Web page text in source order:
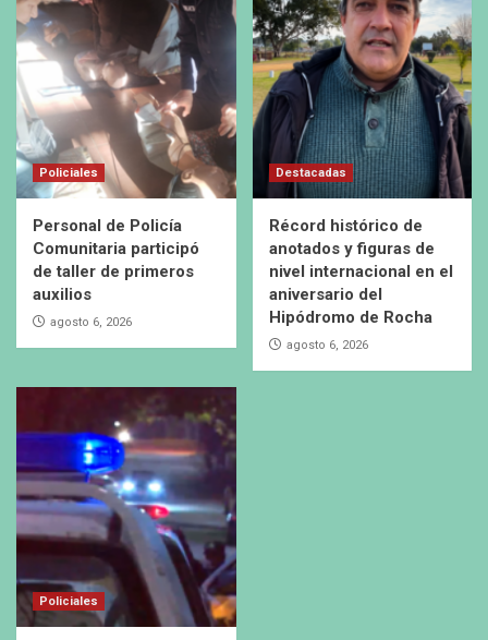
Policiales
Personal de Policía
Comunitaria participó
de taller de primeros
auxilios
agosto 6, 2026
Destacadas
Récord histórico de
anotados y figuras de
nivel internacional en el
aniversario del
Hipódromo de Rocha
agosto 6, 2026
Policiales